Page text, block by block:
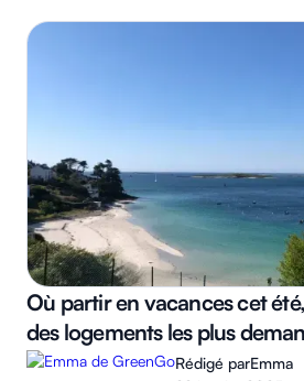
Où partir en vacances cet
des logements les plus
Rédigé parEmma